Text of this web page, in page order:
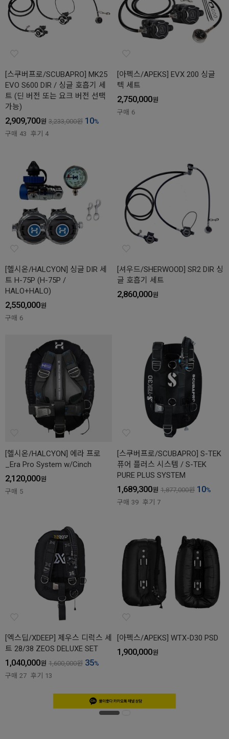
[스쿠버프로/SCUBAPRO] MK25
EVO S600 DIR / 싱글 호흡기 세
트 (딘 버전 또는 요크 버전 선택
가능)
2,909,700원 3,233,000원 10%
구매 43 후기 4
[아펙스/APEKS] EVX 200 싱글
텍 세트
2,750,000원
구매 6
[헬시온/HALCYON] 싱글 DIR 세
트 H-75P (H-75P /
HALO+HALO)
2,550,000원
구매 6
[셔우드/SHERWOOD] SR2 DIR 싱
글 호흡기 세트
2,860,000원
[헬시온/HALCYON] 에라 프로
_Era Pro System w/Cinch
2,120,000원
구매 5
[스쿠버프로/SCUBAPRO] S-TEK
퓨어 플러스 시스템 / S-TEK
PURE PLUS SYSTEM
1,689,300원 1,877,000원 10%
구매 39 후기 7
[엑스딥/XDEEP] 제우스 디럭스 세
트 28/38 ZEOS DELUXE SET
1,040,000원 1,600,000원 35%
구매 27 후기 13
[아펙스/APEKS] WTX-D30 PSD
1,900,000원